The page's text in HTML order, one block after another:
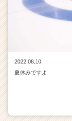
2022.08.10
夏休みですよ